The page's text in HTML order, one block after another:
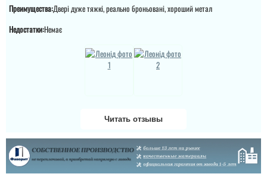
Денис
Просто шикарне
виконання данних
Преимущества:Двері дуже тяжкі, реально броньовані, хороший метал
Недостатки:Немає
Читать отзывы